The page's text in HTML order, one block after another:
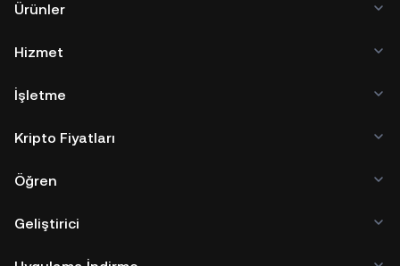
Ürünler
Hizmet
İşletme
Kripto Fiyatları
Öğren
Geliştirici